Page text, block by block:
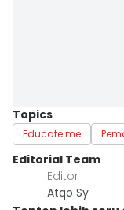
Topics
Educate me
Editorial Team
Editor
Atqo Sy